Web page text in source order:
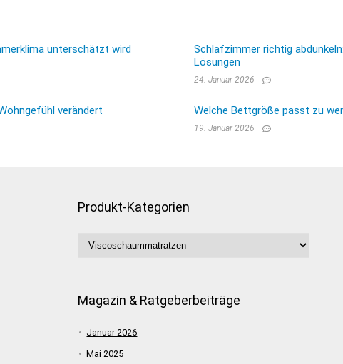
unterschätzt wird
Schlafzimmer richtig
Lösungen
24. Januar 2026
verändert Welche Bettgröße passt zu
19. Januar 2026
Produkt-Kategorien
Magazin & Ratgeberbeiträge
Januar 2026
Mai 2025